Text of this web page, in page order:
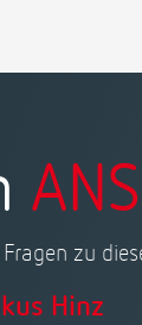
zu
Hinz